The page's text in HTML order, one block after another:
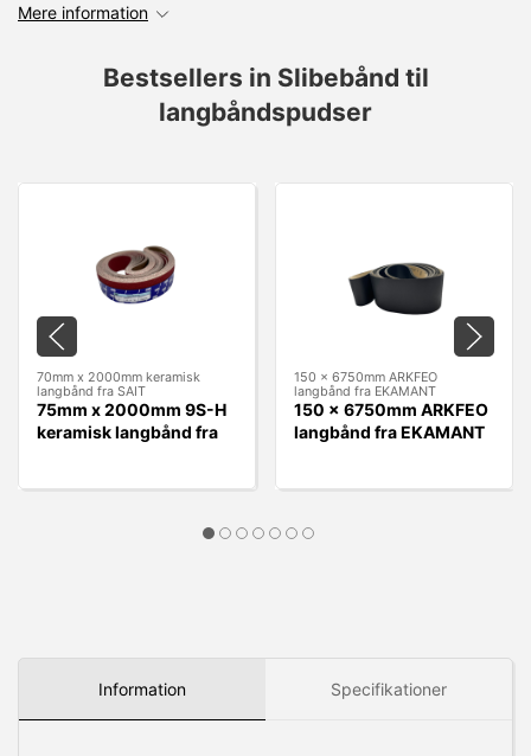
Mere information
Bestsellers in Slibebånd til
langbåndspudser
70mm x 2000mm keramisk
langbånd fra SAIT
75mm x 2000mm 9S-H
keramisk langbånd fra
150 x 6750mm ARKFEO
langbånd fra EKAMANT
150 x 6750mm ARKFEO
langbånd fra EKAMANT
Information Specifikationer